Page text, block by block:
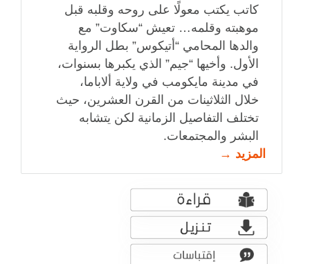
كاتب يكتب معولًا على روحه وقلبه قبل
موهبته وقلمه… تعيش “سكاوت” مع
والدها المحامي “أتيكوس” بطل الرواية
الأول. وأخيها “جيم” الذي يكبرها بسنوات،
في مدينة مايكومب في ولاية ألاباما،
خلال الثلاثينات من القرن العشرين، حيث
تختلف التفاصيل الزمانية لكن يتشابه
البشر والمجتمعات.
المزيد →